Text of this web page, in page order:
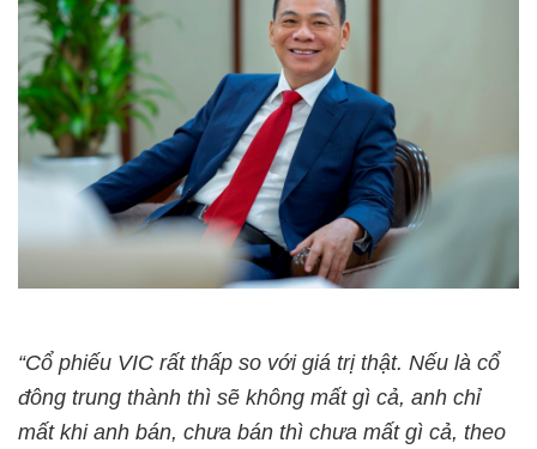
“Cổ phiếu VIC rất thấp so với giá trị thật. Nếu là cổ
đông trung thành thì sẽ không mất gì cả, anh chỉ
mất khi anh bán, chưa bán thì chưa mất gì cả, theo